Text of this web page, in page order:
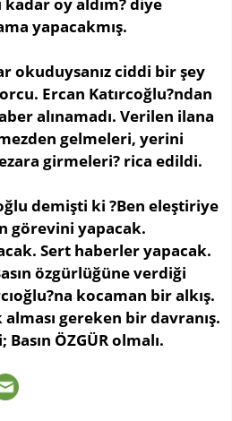
yapacakmış.
okuduysanız ciddi bir şey
Ercan Katırcoğlu?ndan
alınamadı. Verilen ilana
gelmeleri, yerini
girmeleri? rica edildi.
demişti ki ?Ben eleştiriye
görevini yapacak.
Sert haberler yapacak.
özgürlüğüne verdiği
kocaman bir alkış.
gereken bir davranış.
ÖZGÜR olmalı.